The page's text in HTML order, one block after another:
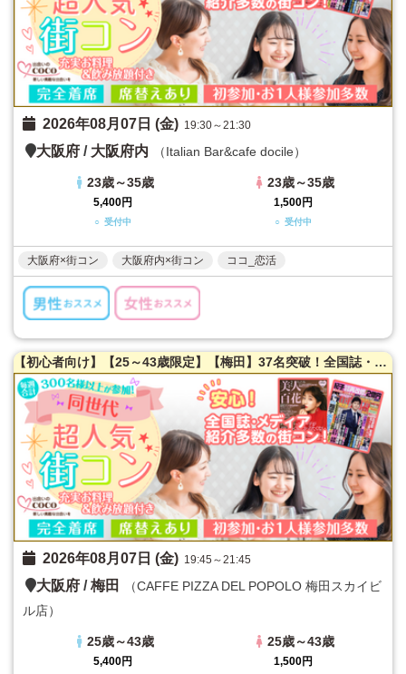
2026年08月07日 (金) 19:30～21:30
大阪府 / 大阪府内 （Italian Bar&cafe docile）
23歳～35歳
5,400円
○ 受付中
23歳～35歳
1,500円
○ 受付中
大阪府×街コン 大阪府内×街コン ココ_恋活
【初心者向け】【25～43歳限定】【梅田】37名突破！全国誌・美人百花に取材を受けた大阪で一番出会える街コン♪超オシャレ隠れ家カフェ貸切☆同世代で楽しむ♪【充実お料理＆飲み放題付】【カジュアルな雰囲気】だから交流しやすい♪LINE交換自由＆席替えあり！
2026年08月07日 (金) 19:45～21:45
大阪府 /梅田
（CAFFE PIZZA DEL POPOLO 梅田スカイビ
ル店）
25歳～43歳
5,400円
25歳～43歳
1,500円